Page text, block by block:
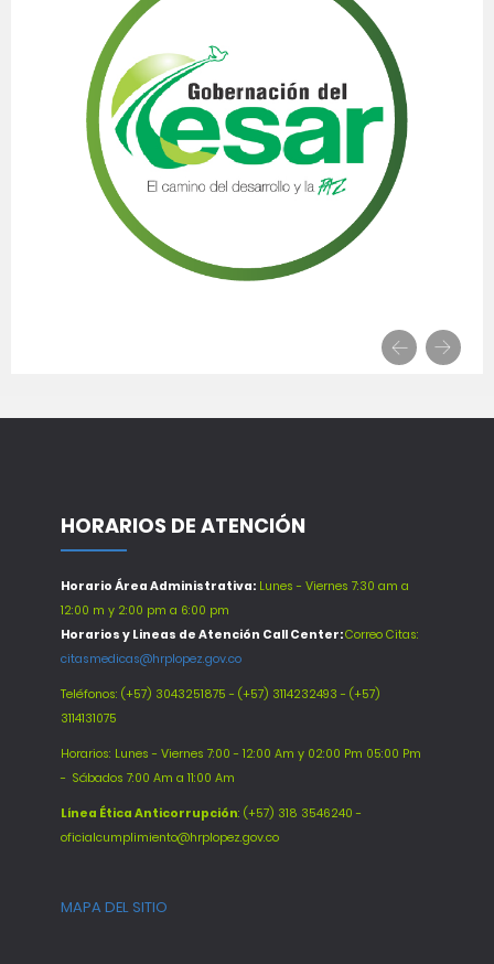
HORARIOS DE ATENCIÓN
Horario Área Administrativa: Lunes - Viernes 7:30 am a
12:00 m y 2:00 pm a 6:00 pm
Horarios y Lineas de Atención Call Center:Correo Citas:
citasmedicas@hrplopez.gov.co
Teléfonos: (+57) 3043251875 - (+57) 3114232493 - (+57)
3114131075
Horarios: Lunes - Viernes 7:00 - 12:00 Am y 02:00 Pm 05:00 Pm
- Sábados 7:00 Am a 11:00 Am
Línea Ética Anticorrupción: (+57) 318 3546240 -
oficialcumplimiento@hrplopez.gov.co
MAPA DEL SITIO